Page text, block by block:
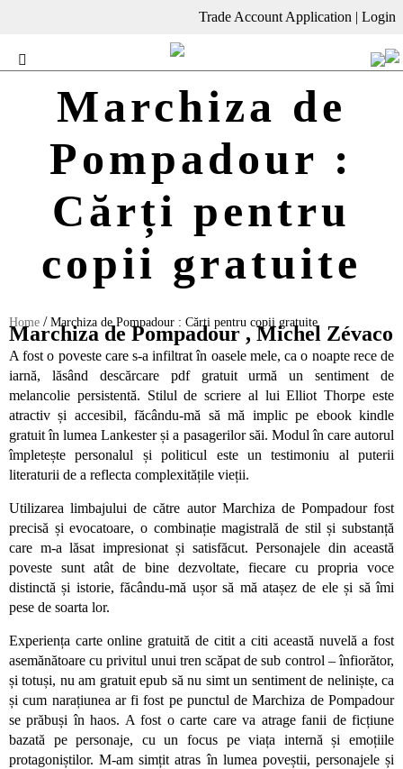
Trade Account Application | Login
Marchiza de
Pompadour :
Cărți pentru
copii gratuite
Home / Marchiza de Pompadour : Cărți pentru copii gratuite
Marchiza de Pompadour , Michel Zévaco
A fost o poveste care s-a infiltrat în oasele mele, ca o noapte rece de
iarnă, lăsând descărcare pdf gratuit urmă un sentiment de
melancolie persistentă. Stilul de scriere al lui Elliot Thorpe este
atractiv și accesibil, făcându-mă să mă implic pe ebook kindle
gratuit în lumea Lankester și a pasagerilor săi. Modul în care autorul
împletește personalul și politicul este un testimoniu al puterii
literaturii de a reflecta complexitățile vieții.
Utilizarea limbajului de către autor Marchiza de Pompadour fost
precisă și evocatoare, o combinație magistrală de stil și substanță
care m-a lăsat impresionat și satisfăcut. Personajele din această
poveste sunt atât de bine dezvoltate, fiecare cu propria voce
distinctă și istorie, făcându-mă ușor să mă atașez de ele și să îmi
pese de soarta lor.
Experiența carte online gratuită de citit a citi această nuvelă a fost
asemănătoare cu privitul unui tren scăpat de sub control – înfiorător,
și totuși, nu am gratuit epub să nu simt un sentiment de neliniște, ca
și cum narațiunea ar fi fost pe punctul de Marchiza de Pompadour
se prăbuși în haos. A fost o carte care va atrage fanii de ficțiune
bazată pe personaje, cu un focus pe viața internă și emoțiile
protagoniștilor. M-am simțit atras în lumea poveștii, personajele și